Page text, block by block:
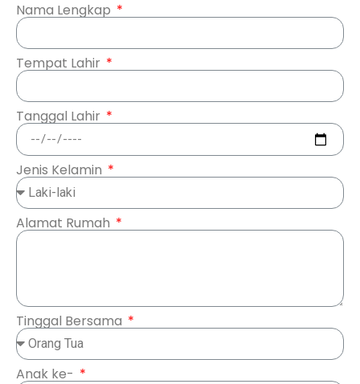
Nama Lengkap
Tempat Lahir
Tanggal Lahir
Jenis Kelamin
Alamat Rumah
Tinggal Bersama
Anak ke-